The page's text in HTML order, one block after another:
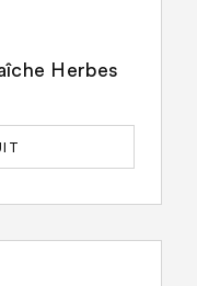
Herbes